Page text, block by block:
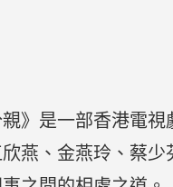
親》是一部香港電
燕、金燕玲、蔡